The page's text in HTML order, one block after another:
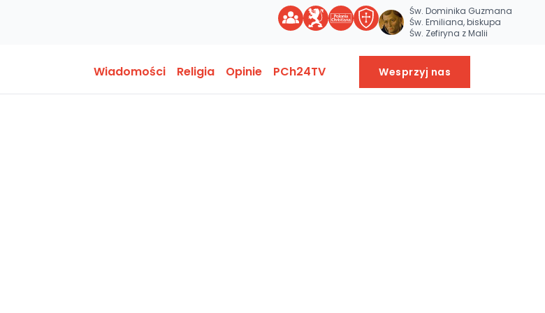
Św. Dominika Guzmana
Św. Emiliana, biskupa
Św. Zefiryna z Malii
Wiadomości Religia Opinie PCh24TV Wesprzyj nas